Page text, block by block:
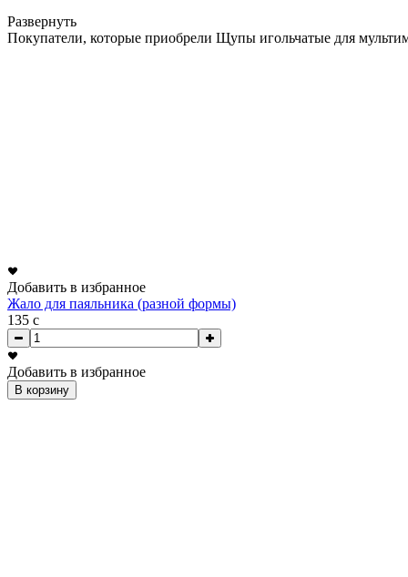
Развернуть
Покупатели, которые приобрели Щупы игольчатые для
Добавить в избранное
Жало для паяльника (разной формы)
135 c
Добавить в избранное
В корзину